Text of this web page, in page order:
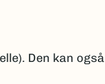
Den kan også